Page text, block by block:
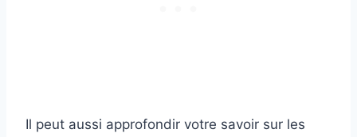
Il peut aussi approfondir votre savoir sur les